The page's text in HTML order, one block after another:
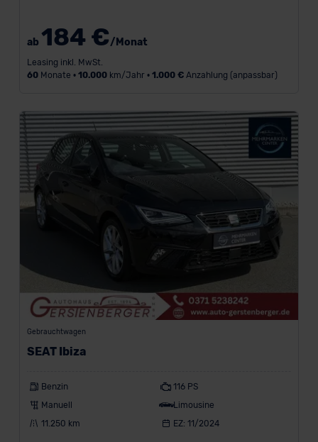
ab 184 €/Monat
Leasing inkl. MwSt.
60Monate • 10.000km/Jahr • 1.000 €Anzahlung (anpassbar)
Gebrauchtwagen
SEAT Ibiza
Benzin
116 PS
Manuell
Limousine
11.250 km
EZ: 11/2024